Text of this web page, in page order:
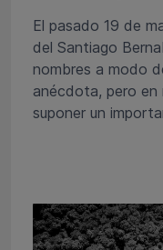
El pasado 19 de
del Santiago
nombres a modo
anécdota, pero en
suponer un